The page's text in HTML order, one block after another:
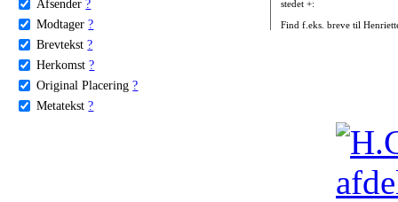
Afsender ?
Modtager ?
Brevtekst ?
Herkomst ?
Original Placering ?
Metatekst ?
stedet +:
Find f.eks. breve til